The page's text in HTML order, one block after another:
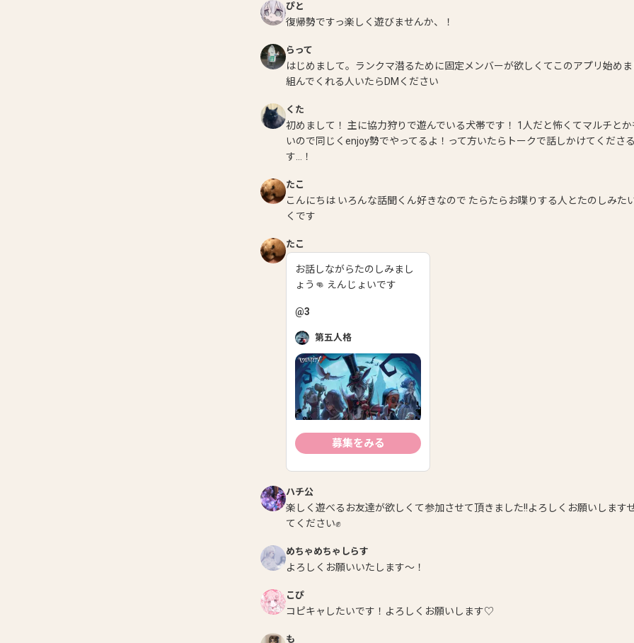
ぴと
復帰勢ですっ楽しく遊びませんか、！
らって
はじめまして。ランクマ潜るために固定メンバーが欲しくてこのアプリ始め
組んでくれる人いたらDMください
くた
初めまして！ 主に協力狩りで遊んでいる犬帯です！ 1人だと怖くてマルチとか
いので同じくenjoy勢でやってるよ！って方いたらトークで話しかけてくださ
す...！
たこ
こんにちは いろんな話聞くん好きなので たらたらお喋りする人とたのしみた
くです
たこ
お話しながらたのしみまし
ょう👊 えんじょいです
@3
第五人格
募集をみる
ハチ公
楽しく遊べるお友達が欲しくて参加させて頂きました!!よろしくお願いします
てください✊
めちゃめちゃしらす
よろしくお願いいたします～！
こぴ
コピキャしたいです！よろしくお願いします♡
も